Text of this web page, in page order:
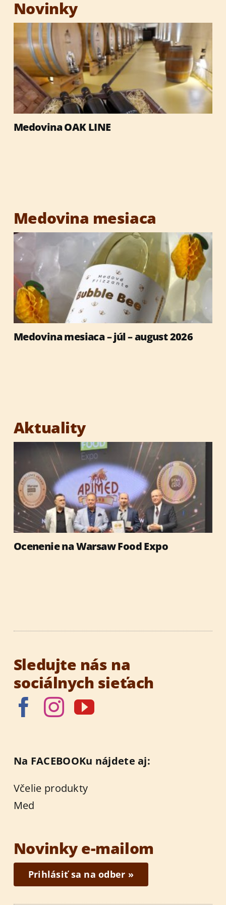
Darčekové sety
Darčekové obaly
Med
Výrobky so včelími produktmi
Novinky
Medovina OAK LINE
Medovina mesiaca
Medovina mesiaca – júl – august 2026
Aktuality
Ocenenie na Warsaw Food Expo
Sledujte nás na
sociálnych sieťach
Na FACEBOOKu nájdete aj:
Včelie produkty
Med
Novinky e-mailom
Prihlásiť sa na odber »